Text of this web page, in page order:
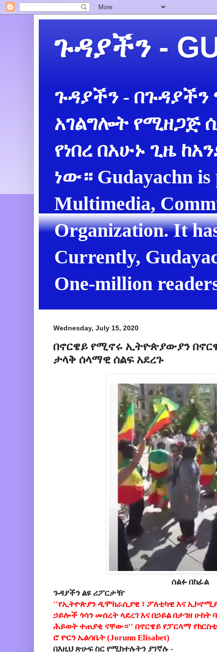
ጉዳያችን -
ጉዳያችን -
አገልግሎት የሚዘጋጅ
የነበረ በአሁኑ ጊዜ
ነው። Gudayachn is
Multimedia,
Organization. It
Currently,
One-million
Wednesday, July 15, 2020
በኖርዌይ የሚኖሩ ኢትዮጵያውያን
ታላቅ ሰላማዊ ሰልፍ አደረጉ
ሰልፉ በከፊል
ጉዳያችን ልዩ ሪፖርታዥ
''የኢትዮጵያን ዲሞክራሲያዊ ፣ ፖለቲካዊ እና
ኃይሎች ጎሳን መሰረት ላደረገ እና በኃይል በታገዘ
ሕይወት ተጠያቂ ናቸው።'' በኖርዌይ የፓርላማ
ሮ ዮርን ኤልሳቤት (Jorunn Elisabet)
በእዚህ ጽሁፍ ስር የሚከተሉትን ያገኛሉ -